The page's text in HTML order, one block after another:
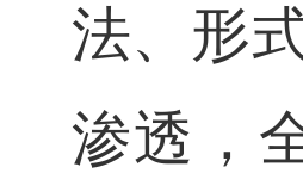
法、形
渗透，